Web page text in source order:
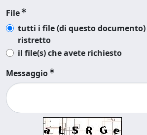
File
tutti i file (di questo documento)
ristretto
il file(s) che avete richiesto
Messaggio